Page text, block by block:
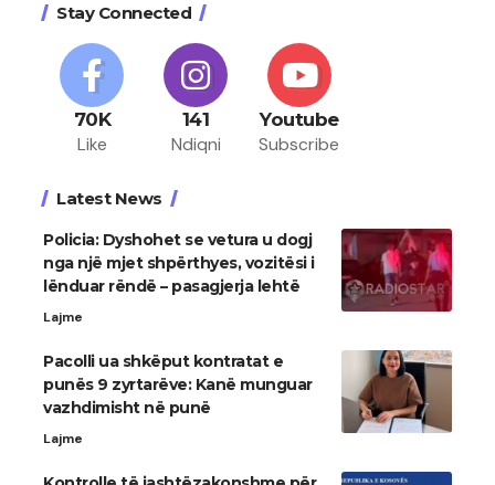
Stay Connected
70K
Like
141
Ndiqni
Youtube
Subscribe
Latest News
Policia: Dyshohet se vetura u dogj
nga një mjet shpërthyes, vozitësi i
lënduar rëndë – pasagjerja lehtë
Lajme
Pacolli ua shkëput kontratat e
punës 9 zyrtarëve: Kanë munguar
vazhdimisht në punë
Lajme